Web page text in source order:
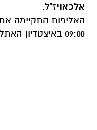
אלכאויז"ל.
09:00 באיצטדיון האתלטיקה החדש בנאות שקמה.